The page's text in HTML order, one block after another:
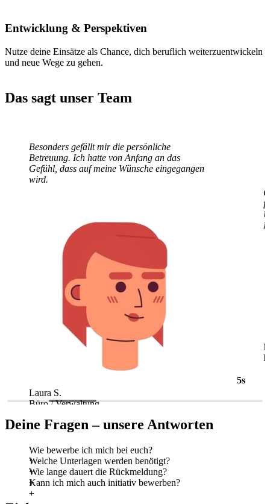
Entwicklung & Perspektiven
Nutze deine Einsätze als Chance, dich beruflich weiterzuentwickeln
und neue Wege zu gehen.
Das sagt unser Team
Besonders gefällt mir die persönliche
Betreuung. Ich hatte von Anfang an das
Gefühl, dass auf meine Wünsche eingegangen
wird.
Laura S.
Büro / Verwaltung
5s
Deine Fragen – unsere Antworten
Wie bewerbe ich mich bei euch?
Welche Unterlagen werden benötigt?
Wie lange dauert die Rückmeldung?
Kann ich mich auch initiativ bewerben?